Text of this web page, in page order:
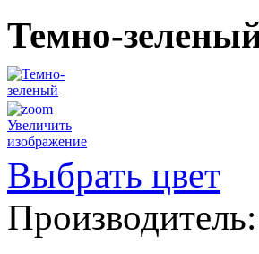
Темно-
Увеличить
изображение
Выбрать цвет
Производитель: